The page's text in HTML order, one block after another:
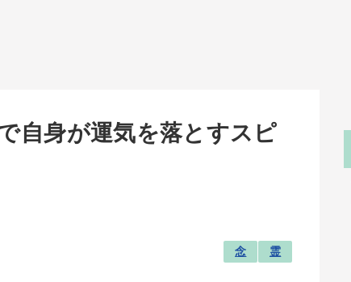
自身が運気を落とすスピ
念 霊